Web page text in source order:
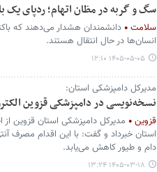
سگ و گربه در مظان اتهام؛ ردپای یک
سلامت
دانشمندان هشدار می‌دهند که
انسان‌ها در حال انتقال هستند.
۱۴۰۵-۰۵-۰۵ ۱۲:۱۰
مدیرکل دامپزشکی استان:
نسخه‌نویسی در دامپزشکی قزوین
قزوین
مدیرکل دامپزشکی استان قزوین
استان خبرداد و گفت: با این اقدام مصرف
دام و طیور کاهش می‌یابد.
۱۴۰۵-۰۳-۱۸ ۱۳:۲۴